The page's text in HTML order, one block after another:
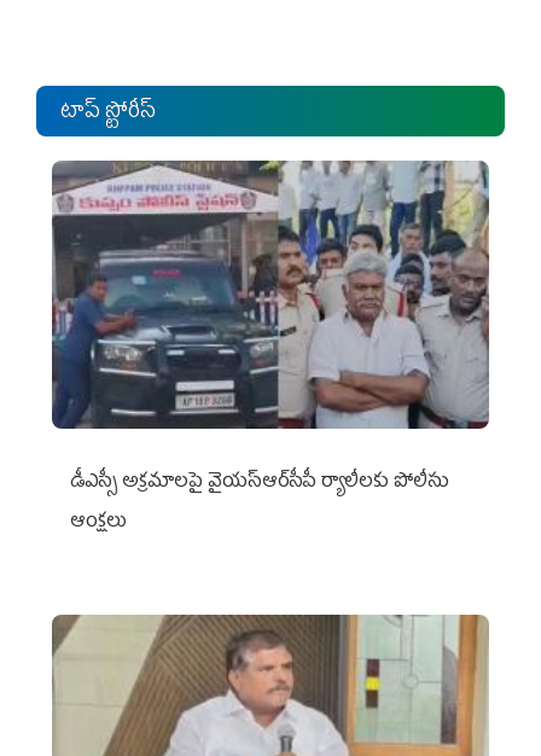
టాప్ స్టోరీస్
డీఎస్సీ అక్రమాలపై వైయ‌స్ఆర్‌సీపీ ర్యాలీలకు పోలీసు
ఆంక్షలు